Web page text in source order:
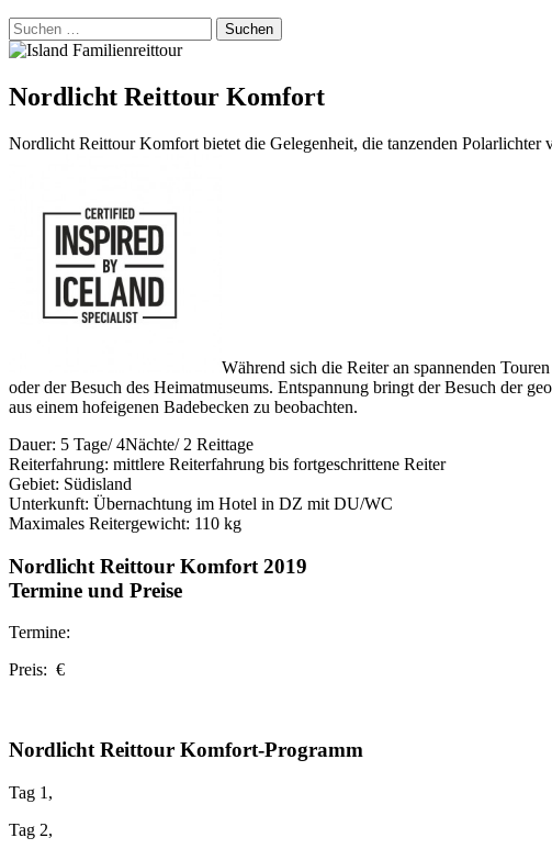
Suchen
nach:
Nordlicht Reittour Komfort
Nordlicht Reittour Komfort bietet die Gelegenheit, die tanzenden Polarlichter
Während sich die Reiter an spannenden
oder der Besuch des Heimatmuseums. Entspannung bringt der Besuch der
aus einem hofeigenen Badebecken zu beobachten.
Dauer: 5 Tage/ 4Nächte/ 2 Reittage
Reiterfahrung: mittlere Reiterfahrung bis fortgeschrittene Reiter
Gebiet: Südisland
Unterkunft: Übernachtung im Hotel in DZ mit DU/WC
Maximales Reitergewicht: 110 kg
Nordlicht Reittour Komfort 2019
Termine und Preise
Termine:
Preis: €
Nordlicht Reittour Komfort-Programm
Tag 1,
Tag 2,